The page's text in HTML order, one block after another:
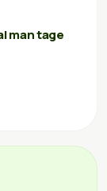
man tage